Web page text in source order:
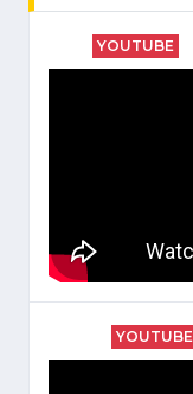
YOUTUBE
YOUTUBE